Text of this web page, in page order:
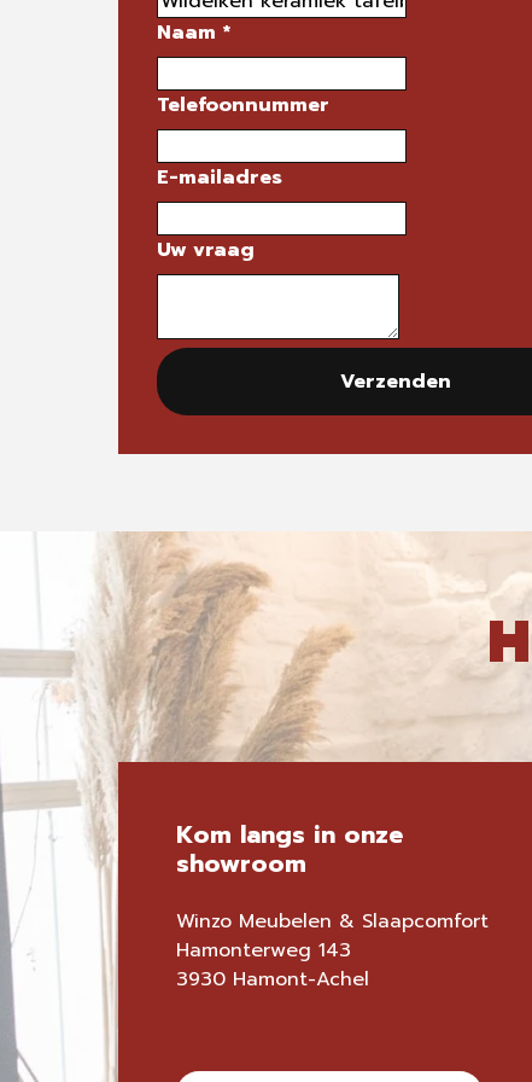
Naam *
Telefoonnummer
E-mailadres
Uw vraag
Verzenden
Kom langs in onze
showroom
Winzo Meubelen & Slaapcomfort
Hamonterweg 143
3930 Hamont-Achel